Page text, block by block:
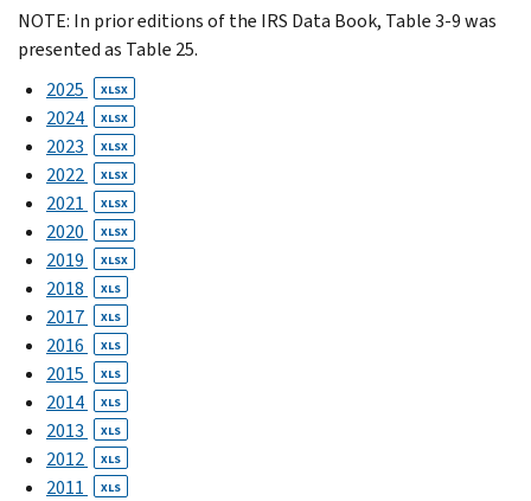
NOTE: In prior editions of the IRS Data Book, Table 3-9 was
presented as Table 25.
2025
XLSX
2024 XLSX
2023 XLSX
2022 XLSX
2021 XLSX
2020 XLSX
2019 XLSX
2018 XLS
2017 XLS
2016 XLS
2015 XLS
2014 XLS
2013 XLS
2012 XLS
2011 XLS